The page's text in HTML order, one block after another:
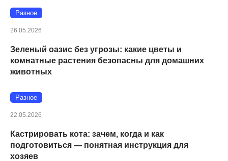
Разное
26.05.2026
Зеленый оазис без угрозы: какие цветы и
комнатные растения безопасны для домашних
животных
Разное
22.05.2026
Кастрировать кота: зачем, когда и как
подготовиться — понятная инструкция для
хозяев